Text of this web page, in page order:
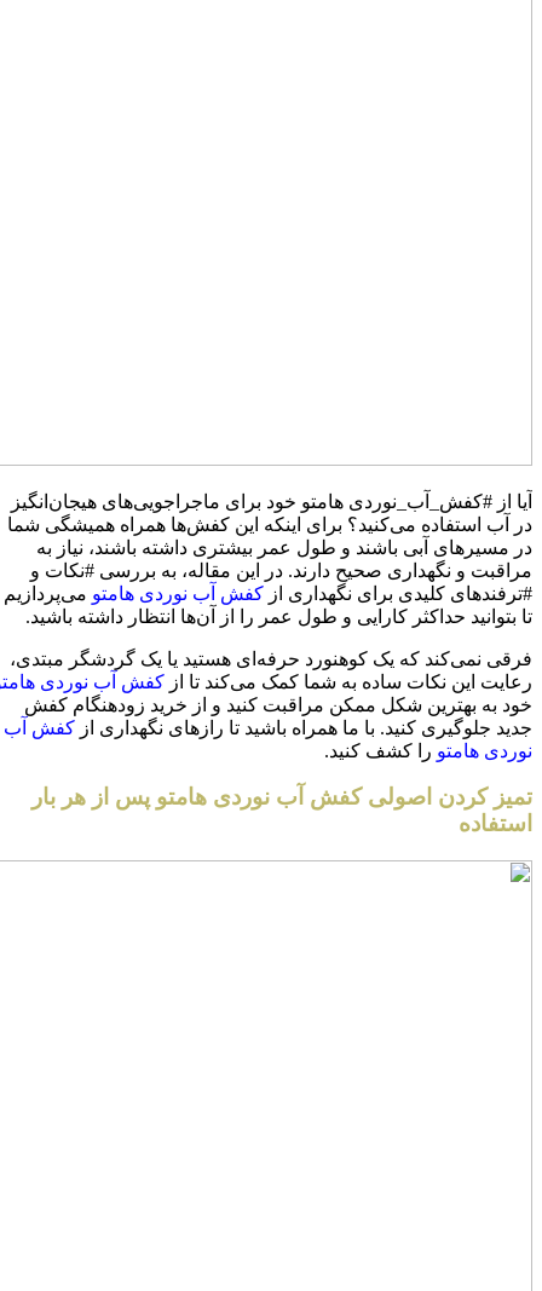
آیا از #کفش_آب_نوردی هامتو خود برای ماجراجویی‌های هیجان‌انگیز
در آب استفاده می‌کنید؟ برای اینکه این کفش‌ها همراه همیشگی شما
در مسیرهای آبی باشند و طول عمر بیشتری داشته باشند، نیاز به
مراقبت و نگهداری صحیح دارند. در این مقاله، به بررسی #نکات و
#ترفندهای کلیدی برای نگهداری از کفش آب نوردی هامتو می‌پردازیم
تا بتوانید حداکثر کارایی و طول عمر را از آن‌ها انتظار داشته باشید.
فرقی نمی‌کند که یک کوهنورد حرفه‌ای هستید یا یک گردشگر مبتدی،
رعایت این نکات ساده به شما کمک می‌کند تا از کفش‌ آب نوردی
خود به بهترین شکل ممکن مراقبت کنید و از خرید زودهنگام کفش
جدید جلوگیری کنید. با ما همراه باشید تا رازهای نگهداری از کفش آب
نوردی هامتو را کشف کنید.
تمیز کردن اصولی کفش آب نوردی هامتو پس از هر بار
استفاده